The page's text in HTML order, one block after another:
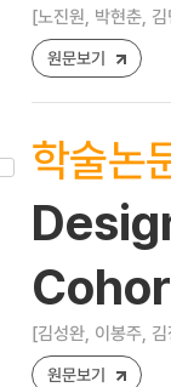
[노진원, 박현춘,
원문보기
학술논
[김성완, 이봉주,
원문보기